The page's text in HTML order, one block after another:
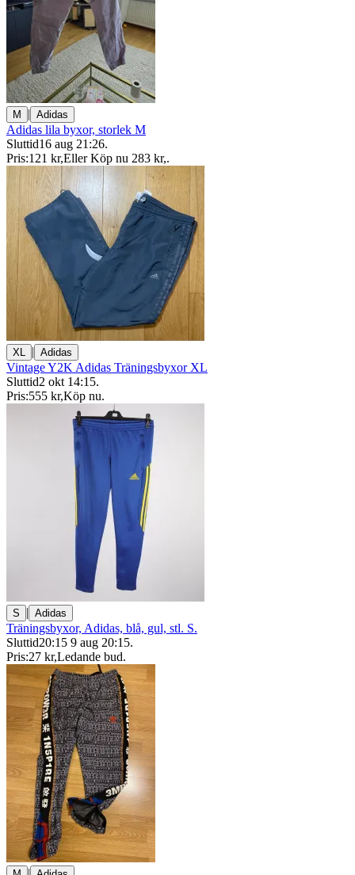
M | Adidas
Adidas lila byxor, storlek M
Sluttid16 aug 21:26.
Pris:121 kr,Eller Köp nu 283 kr,.
XL | Adidas
Vintage Y2K Adidas Träningsbyxor XL
Sluttid2 okt 14:15.
Pris:555 kr,Köp nu.
S | Adidas
Träningsbyxor, Adidas, blå, gul, stl. S.
Sluttid20:15 9 aug 20:15.
Pris:27 kr,Ledande bud.